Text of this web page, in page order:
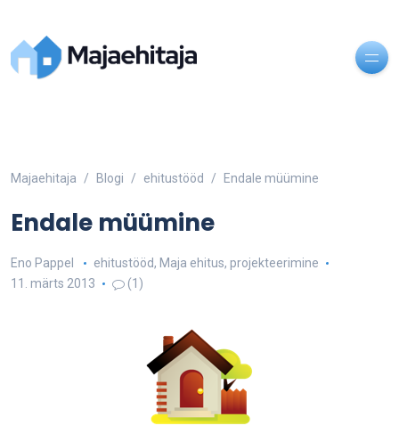
Majaehitaja Blogi ehitustööd Endale müümine
Endale müümine
Eno Pappel ehitustööd, Maja ehitus, projekteerimine
11. märts 2013
(1)